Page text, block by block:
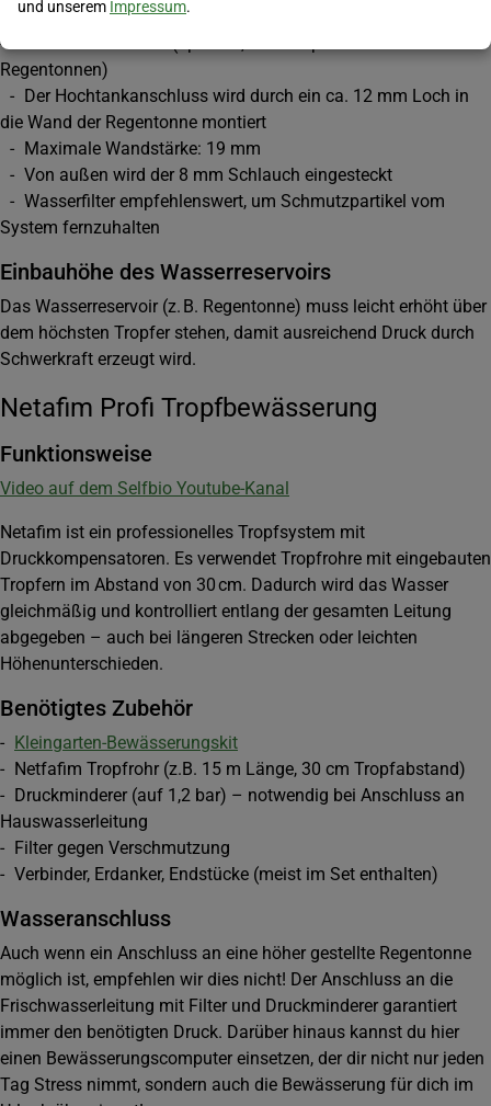
- T-Stücke, Endstücke, Verbinder
- Hochtankanschluss (optional, aber empfohlen für
Regentonnen)
- Der Hochtankanschluss wird durch ein ca. 12 mm Loch in
die Wand der Regentonne montiert
- Maximale Wandstärke: 19 mm
- Von außen wird der 8 mm Schlauch eingesteckt
- Wasserfilter empfehlenswert, um Schmutzpartikel vom
System fernzuhalten
Einbauhöhe des Wasserreservoirs
Das Wasserreservoir (z. B. Regentonne) muss leicht erhöht über
dem höchsten Tropfer stehen, damit ausreichend Druck durch
Schwerkraft erzeugt wird.
Netafim Profi Tropfbewässerung
Funktionsweise
Video auf dem Selfbio Youtube-Kanal
Netafim ist ein professionelles Tropfsystem mit
Druckkompensatoren. Es verwendet Tropfrohre mit eingebauten
Tropfern im Abstand von 30 cm. Dadurch wird das Wasser
gleichmäßig und kontrolliert entlang der gesamten Leitung
abgegeben – auch bei längeren Strecken oder leichten
Höhenunterschieden.
Benötigtes Zubehör
- Kleingarten-Bewässerungskit
- Netfafim Tropfrohr (z.B. 15 m Länge, 30 cm Tropfabstand)
- Druckminderer (auf 1,2 bar) – notwendig bei Anschluss an
Hauswasserleitung
- Filter gegen Verschmutzung
- Verbinder, Erdanker, Endstücke (meist im Set enthalten)
Wasseranschluss
Auch wenn ein Anschluss an eine höher gestellte Regentonne
möglich ist, empfehlen wir dies nicht! Der Anschluss an die
Frischwasserleitung mit Filter und Druckminderer garantiert
immer den benötigten Druck. Darüber hinaus kannst du hier
einen Bewässerungscomputer einsetzen, der dir nicht nur jeden
Tag Stress nimmt, sondern auch die Bewässerung für dich im
und unserem Impressum.